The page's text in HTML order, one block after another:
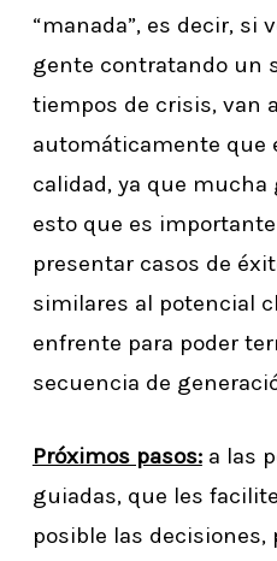
“manada”, es decir, si
gente contratando un
tiempos de crisis, van
automáticamente que
calidad, ya que mucha
esto que es
presentar casos de
similares al potencial
enfrente para poder
secuencia de
Próximos pasos:a las
guiadas, que les
posible las